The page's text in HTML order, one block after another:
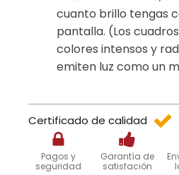
cuanto brillo tengas
pantalla. (Los
colores intensos y
emiten luz como un
Certificado de calidad
Pagos y
seguridad
Garantía de
satisfación